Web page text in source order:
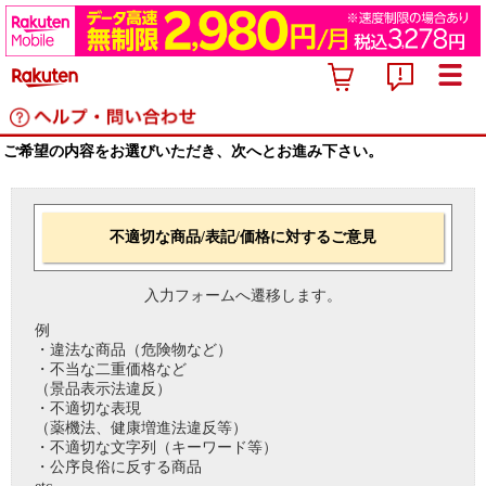
ご希望の内容をお選びいただき、次へとお進み下さい。
不適切な商品/表記/価格に対するご意見
入力フォームへ遷移します。
例
・違法な商品（危険物など）
・不当な二重価格など
（景品表示法違反）
・不適切な表現
（薬機法、健康増進法違反等）
・不適切な文字列（キーワード等）
・公序良俗に反する商品